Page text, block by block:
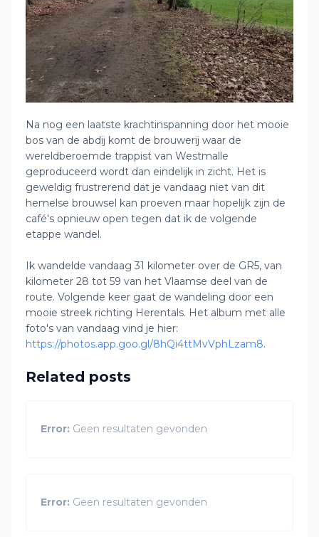
Na nog een laatste krachtinspanning door het mooie
bos van de abdij komt de brouwerij waar de
wereldberoemde trappist van Westmalle
geproduceerd wordt dan eindelijk in zicht. Het is
geweldig frustrerend dat je vandaag niet van dit
hemelse brouwsel kan proeven maar hopelijk zijn de
café's opnieuw open tegen dat ik de volgende
etappe wandel.
Ik wandelde vandaag 31 kilometer over de GR5, van
kilometer 28 tot 59 van het Vlaamse deel van de
route. Volgende keer gaat de wandeling door een
mooie streek richting Herentals. Het album met alle
foto's van vandaag vind je hier:
https://photos.app.goo.gl/8hQi4ttMvVphLzam8.
Related posts
Error: Geen resultaten gevonden
Error: Geen resultaten gevonden